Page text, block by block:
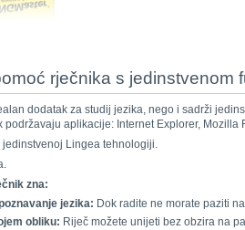
rječnika s jedinstvenom
dodatak za studij jezika, nego i sadrži
aplikacije: Internet Explorer, Mozilla
jedinstvenoj Lingea tehnologiji.
zna:
jezika: Dok radite ne morate paziti
obliku: Riječ možete unijeti bez obzira na